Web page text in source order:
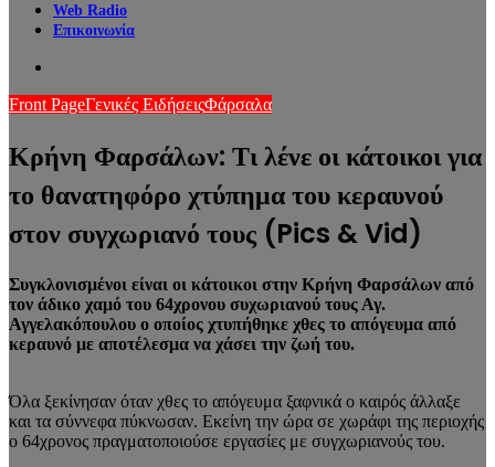
Web Radio
Επικοινωνία
Front PageΓενικές ΕιδήσειςΦάρσαλα
Κρήνη Φαρσάλων: Τι λένε οι κάτοικοι για
το θανατηφόρο χτύπημα του κεραυνού
στον συγχωριανό τους (Pics & Vid)
Συγκλονισμένοι είναι οι κάτοικοι στην Κρήνη Φαρσάλων από
τον άδικο χαμό του 64χρονου συχωριανού τους Αγ.
Αγγελακόπουλου ο οποίος χτυπήθηκε χθες το απόγευμα από
κεραυνό με αποτέλεσμα να χάσει την ζωή του.
Όλα ξεκίνησαν όταν χθες το απόγευμα ξαφνικά ο καιρός άλλαξε
και τα σύννεφα πύκνωσαν. Εκείνη την ώρα σε χωράφι της περιοχής
ο 64χρονος πραγματοποιούσε εργασίες με συγχωριανούς του.